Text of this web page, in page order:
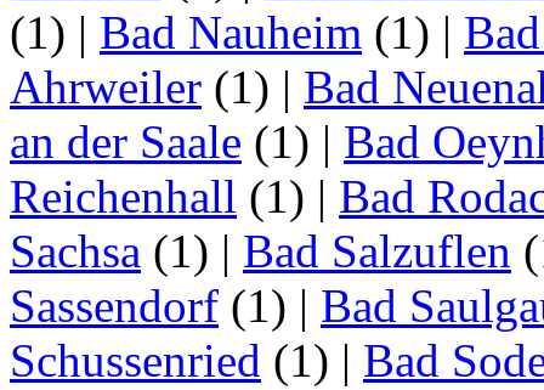
(1) | Bad Nauheim (1) |
Ahrweiler (1) | Bad
an der Saale (1) | Bad
Reichenhall (1) | Bad
Sachsa (1) | Bad Salzuflen
Sassendorf (1) | Bad
Schussenried (1) | Bad